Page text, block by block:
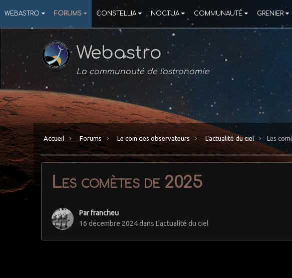
WEBASTRO FORUMS CONSTELLIA NOCTUA COMMUNAUTÉ GRENIER
Webastro
La communauté de l'astronomie
Accueil Forums Le coin des observateurs L'actualité du ciel Les
Les comètes de 2025
Parfrancheu
16 décembre 2024dansL'actualité du ciel